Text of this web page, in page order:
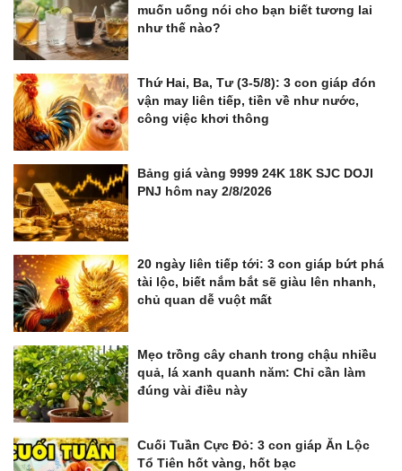
muốn uống nói cho bạn biết tương lai
như thế nào?
Thứ Hai, Ba, Tư (3-5/8): 3 con giáp đón
vận may liên tiếp, tiền về như nước,
công việc khơi thông
Bảng giá vàng 9999 24K 18K SJC DOJI
PNJ hôm nay 2/8/2026
20 ngày liên tiếp tới: 3 con giáp bứt phá
tài lộc, biết nắm bắt sẽ giàu lên nhanh,
chủ quan dễ vuột mất
Mẹo trồng cây chanh trong chậu nhiều
quả, lá xanh quanh năm: Chỉ cần làm
đúng vài điều này
Cuối Tuần Cực Đỏ: 3 con giáp Ăn Lộc
Tổ Tiên hốt vàng, hốt bạc